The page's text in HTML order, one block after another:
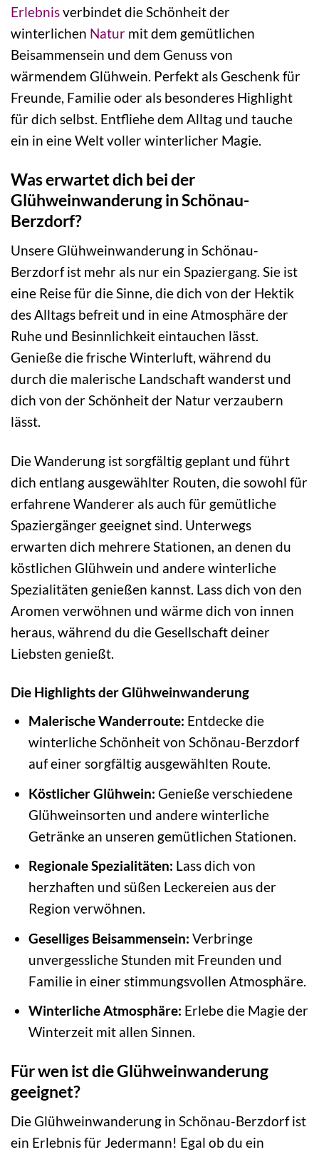
Erlebnisverbindet die Schönheit der
winterlichen Natur mit dem gemütlichen
Beisammensein und dem Genuss von
wärmendem Glühwein. Perfekt als Geschenk für
Freunde, Familie oder als besonderes Highlight
für dich selbst. Entfliehe dem Alltag und tauche
ein in eine Welt voller winterlicher Magie.
Was erwartet dich bei der
Glühweinwanderung in Schönau-
Berzdorf?
Unsere Glühweinwanderung in Schönau-
Berzdorf ist mehr als nur ein Spaziergang. Sie ist
eine Reise für die Sinne, die dich von der Hektik
des Alltags befreit und in eine Atmosphäre der
Ruhe und Besinnlichkeit eintauchen lässt.
Genieße die frische Winterluft, während du
durch die malerische Landschaft wanderst und
dich von der Schönheit der Natur verzaubern
lässt.
Die Wanderung ist sorgfältig geplant und führt
dich entlang ausgewählter Routen, die sowohl für
erfahrene Wanderer als auch für gemütliche
Spaziergänger geeignet sind. Unterwegs
erwarten dich mehrere Stationen, an denen du
köstlichen Glühwein und andere winterliche
Spezialitäten genießen kannst. Lass dich von den
Aromen verwöhnen und wärme dich von innen
heraus, während du die Gesellschaft deiner
Liebsten genießt.
Die Highlights der Glühweinwanderung
Malerische Wanderroute: Entdecke die
winterliche Schönheit von Schönau-Berzdorf
auf einer sorgfältig ausgewählten Route.
Köstlicher Glühwein: Genieße verschiedene
Glühweinsorten und andere winterliche
Getränke an unseren gemütlichen Stationen.
Regionale Spezialitäten: Lass dich von
herzhaften und süßen Leckereien aus der
Region verwöhnen.
Geselliges Beisammensein: Verbringe
unvergessliche Stunden mit Freunden und
Familie in einer stimmungsvollen Atmosphäre.
Winterliche Atmosphäre: Erlebe die Magie der
Winterzeit mit allen Sinnen.
Für wen ist die Glühweinwanderung
geeignet?
Die Glühweinwanderung in Schönau-Berzdorf ist
ein Erlebnis für Jedermann! Egal ob du ein